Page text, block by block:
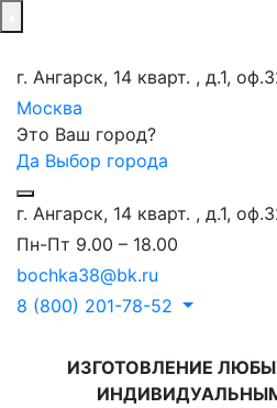
г. Ангарск, 14 кварт. , д.1,
Москва
Это Ваш город?
Да Выбор города
г. Ангарск, 14 кварт. , д.1,
Пн-Пт 9.00 – 18.00
bochka38@bk.ru
8 (800) 201-78-52
ИЗГОТОВЛЕНИЕ